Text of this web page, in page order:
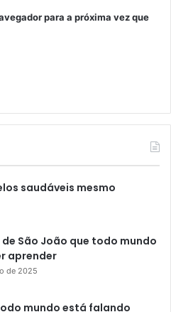
para a próxima vez que
saudáveis mesmo
de São João que todo mundo
aprender
de 2025
mundo está falando